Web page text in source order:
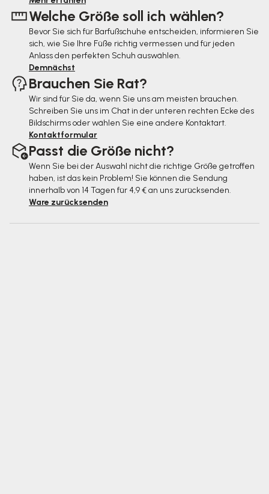
Welche Größe soll ich wählen?
Bevor Sie sich für Barfußschuhe entscheiden, informieren Sie
sich, wie Sie Ihre Füße richtig vermessen und für jeden
Anlass den perfekten Schuh auswählen.
Demnächst
Brauchen Sie Rat?
Wir sind für Sie da, wenn Sie uns am meisten brauchen.
Schreiben Sie uns im Chat in der unteren rechten Ecke des
Bildschirms oder wählen Sie eine andere Kontaktart.
Kontaktformular
Passt die Größe nicht?
Wenn Sie bei der Auswahl nicht die richtige Größe getroffen
haben, ist das kein Problem! Sie können die Sendung
innerhalb von 14 Tagen für 4,9 € an uns zurücksenden.
Ware zurücksenden